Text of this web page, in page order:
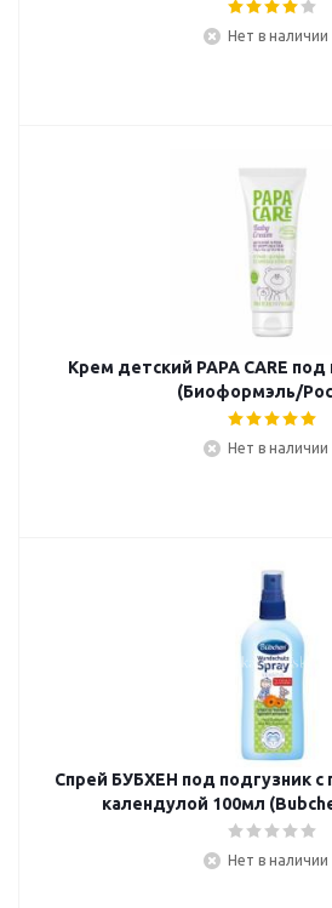
Нет в наличии
Крем детский PAPA CARE
(Биоформэль/
Нет в наличии
Спрей БУБХЕН под подгузник с
календулой 100мл
Нет в наличии